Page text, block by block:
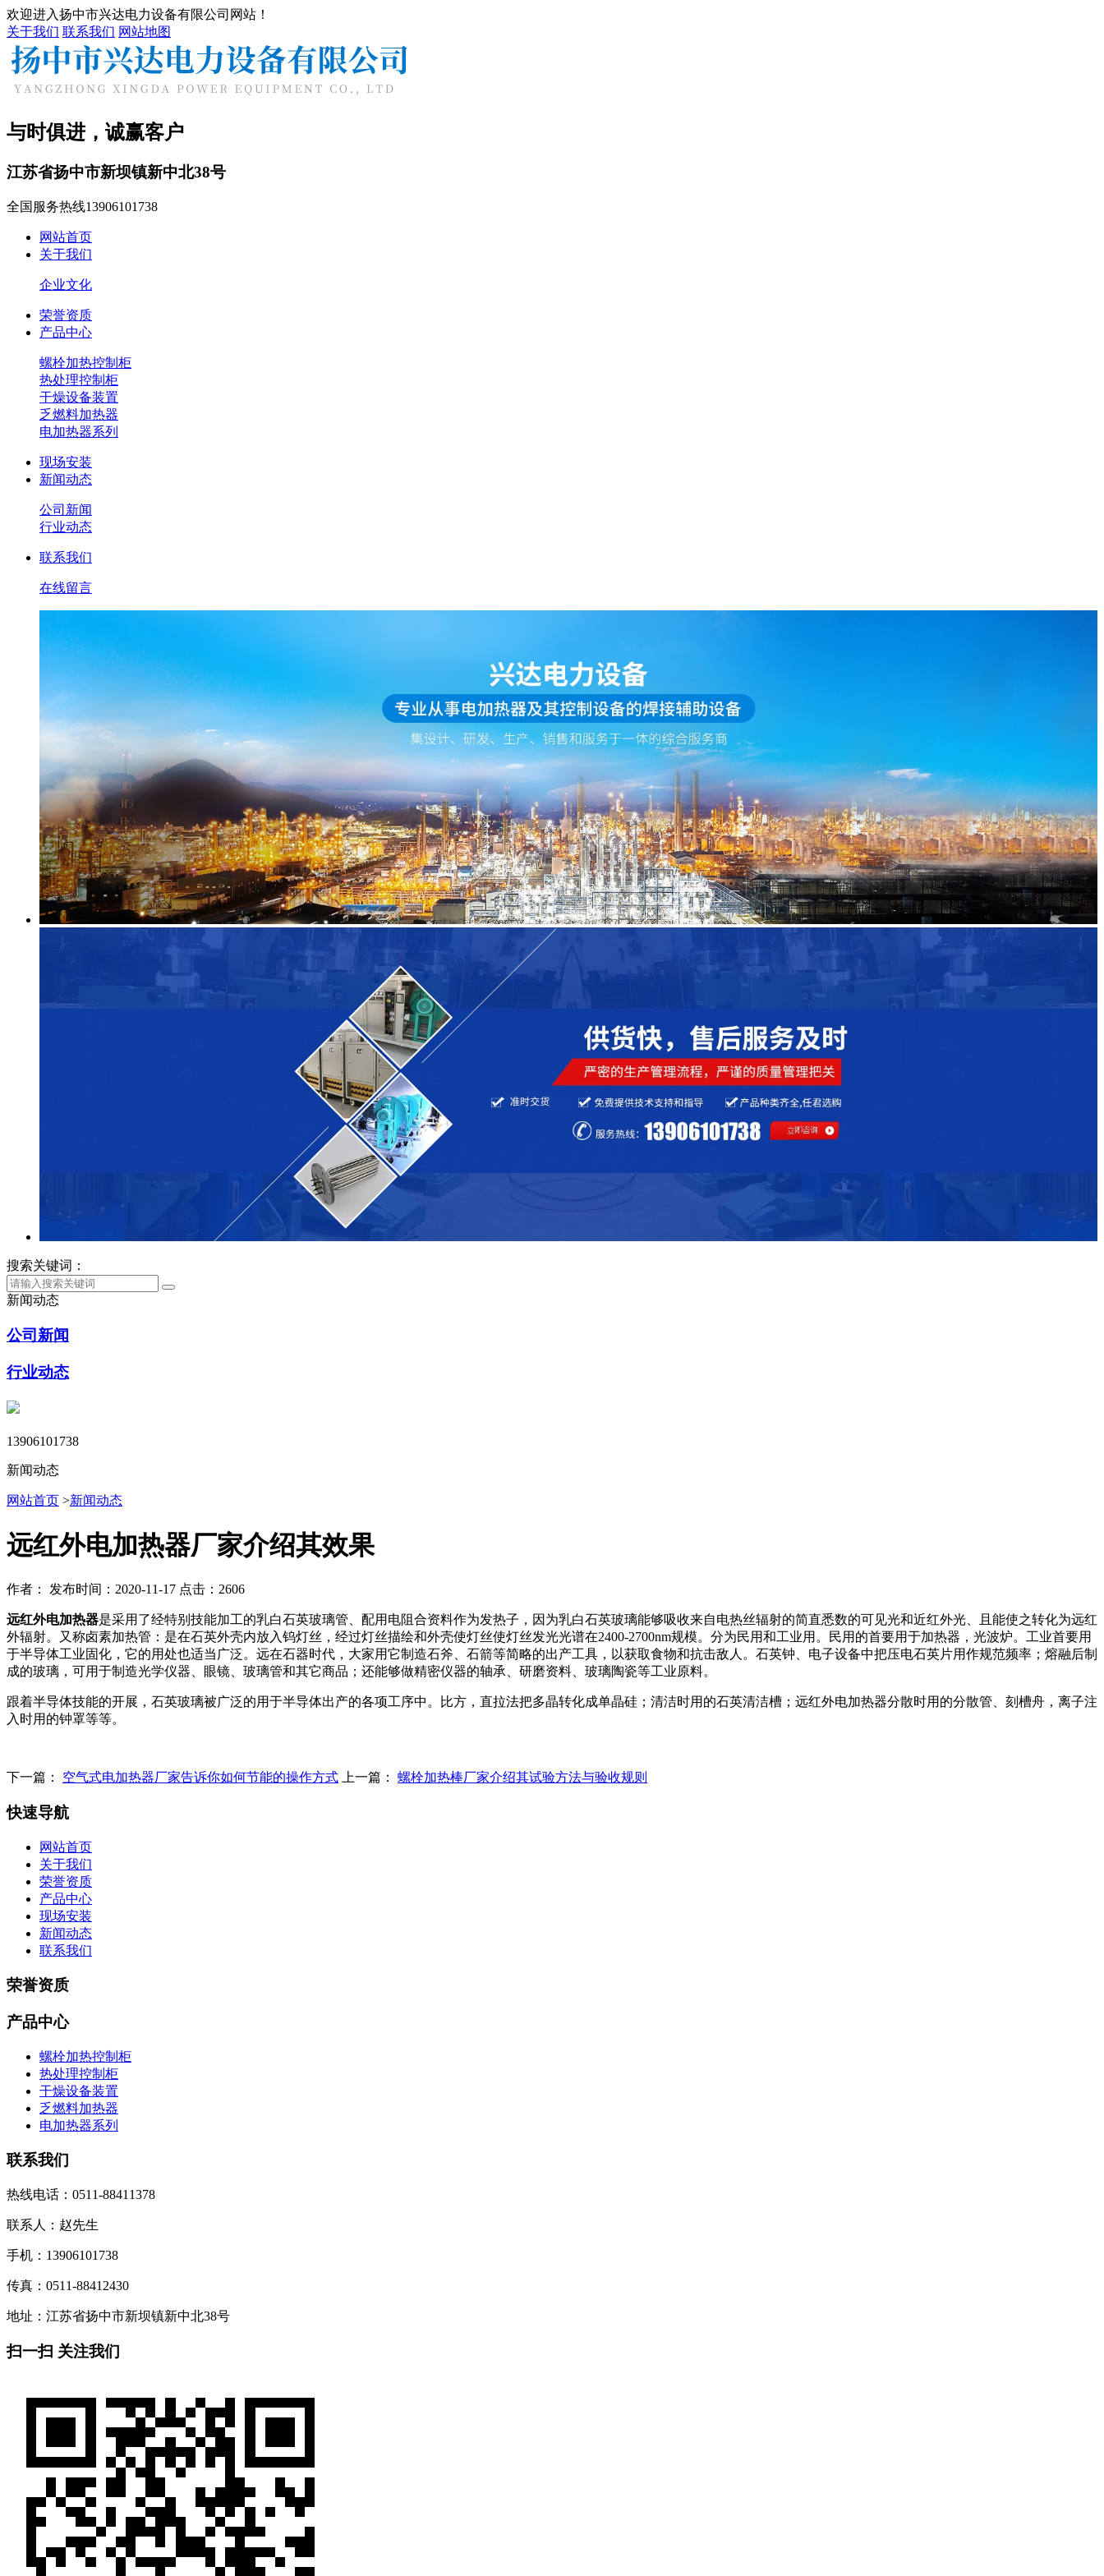
欢迎进入扬中市兴达电力设备有限公司网站！
关于我们 联系我们 网站地图
与时俱进，诚赢客户
江苏省扬中市新坝镇新中北38号
全国服务热线13906101738
网站首页
关于我们
企业文化
荣誉资质
产品中心
螺栓加热控制柜
热处理控制柜
干燥设备装置
乏燃料加热器
电加热器系列
现场安装
新闻动态
公司新闻
行业动态
联系我们
在线留言
搜索关键词：
新闻动态
公司新闻
行业动态
13906101738
新闻动态
网站首页 >新闻动态
远红外电加热器厂家介绍其效果
作者： 发布时间：2020-11-17 点击：2606
远红外电加热器是采用了经特别技能加工的乳白石英玻璃管、配用电阻合资料作为发热子，因为乳白石英玻璃能够吸收来自电热丝辐射的简直悉数的可见光和近红外光、且能使之转化为远红
外辐射。又称卤素加热管：是在石英外壳内放入钨灯丝，经过灯丝描绘和外壳使灯丝使灯丝发光光谱在2400-2700nm规模。分为民用和工业用。民用的首要用于加热器，光波炉。工业首要用
于半导体工业固化，它的用处也适当广泛。远在石器时代，大家用它制造石斧、石箭等简略的出产工具，以获取食物和抗击敌人。石英钟、电子设备中把压电石英片用作规范频率；熔融后制
成的玻璃，可用于制造光学仪器、眼镜、玻璃管和其它商品；还能够做精密仪器的轴承、研磨资料、玻璃陶瓷等工业原料。
跟着半导体技能的开展，石英玻璃被广泛的用于半导体出产的各项工序中。比方，直拉法把多晶转化成单晶硅；清洁时用的石英清洁槽；远红外电加热器分散时用的分散管、刻槽舟，离子注
入时用的钟罩等等。
下一篇： 空气式电加热器厂家告诉你如何节能的操作方式 上一篇： 螺栓加热棒厂家介绍其试验方法与验收规则
快速导航
网站首页
关于我们
荣誉资质
产品中心
现场安装
新闻动态
联系我们
荣誉资质
产品中心
螺栓加热控制柜
热处理控制柜
干燥设备装置
乏燃料加热器
电加热器系列
联系我们
热线电话：0511-88411378
联系人：赵先生
手机：13906101738
传真：0511-88412430
地址：江苏省扬中市新坝镇新中北38号
扫一扫 关注我们